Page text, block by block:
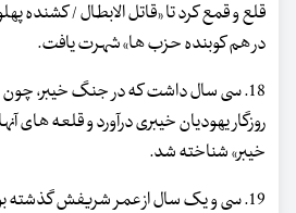
قلع و قمع کرد تا «قاتل الابطال / کشنده
در هم کوبنده حزب ها» شهرت یافت.
18. سی سال داشت که در جنگ خیبر، چون
روزگار یهودیان خیبری درآورد و قلعه های
خیبر» شناخته شد.
19. سی و یک سال از عمر شریفش گذشته بود که خبر شهادت